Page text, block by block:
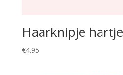
Haarknipje hartje
€4.95